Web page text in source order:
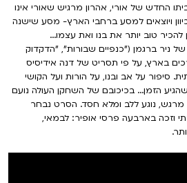
החדש של אורי, אהרון מרגיש שאורי אינו
ויוצאים למסע ברחבי הארץ- מסע שישנה
להכיר טוב יותר את בנו ואת עצמו...
ניר ברגמן ("כנפיים שבורות", "הדקדוק
בארץ, על פי תסריט של דנה אידיסיס
סיפור על אב ובנו, על הורות ועל הקושי
הזמן... בכיכובם של השחקן העולה נועם
מרגש, נוגע ללב ומלא חסד. הסרט נבחר
וזכה בארבעה פרסי אופיר: לבמאי,